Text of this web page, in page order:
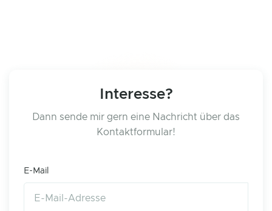
Interesse?
Dann sende mir gern eine Nachricht über das
Kontaktformular!
E-Mail